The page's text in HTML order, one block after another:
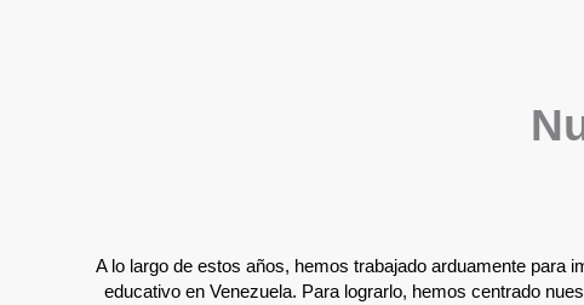
A lo largo de estos años, hemos trabajado arduamente para
educativo en Venezuela. Para lograrlo, hemos centrado